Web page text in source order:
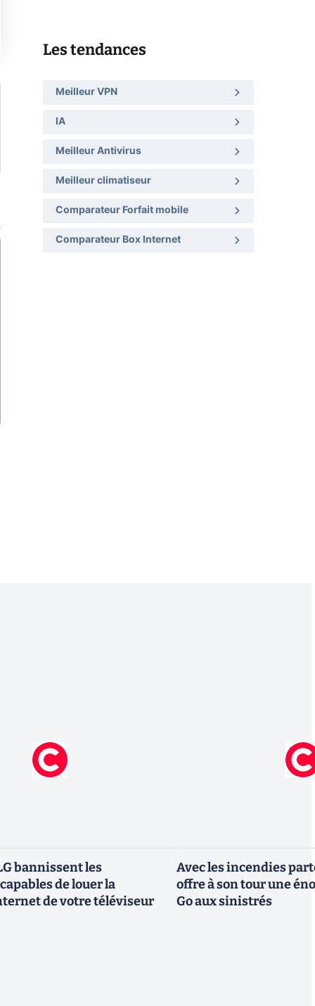
Les tendances
Meilleur VPN
IA
Meilleur Antivirus
Meilleur climatiseur
Comparateur Forfait mobile
Comparateur Box Internet
bannissent les
de louer la
de votre téléviseur
Avec les incendies
offre à son tour une
Go aux sinistrés